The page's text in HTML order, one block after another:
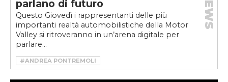
parlano di futuro
Questo Giovedì i rappresentanti delle più
importanti realtà automobilistiche della Motor
Valley si ritroveranno in un’arena digitale per
parlare...
NEWS
#ANDREA PONTREMOLI
#CLAUDIO DOMENICALI
#DALLARA